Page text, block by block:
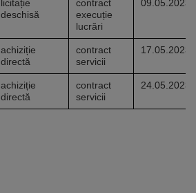
licitație
deschisă
contract
execuție
lucrări
09.05.2023
achiziție
directă
contract
servicii
17.05.2023
achiziție
directă
contract
servicii
24.05.2023